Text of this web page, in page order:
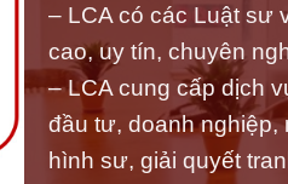
– LCA có các Luật sư
cao, uy tín, chuyên
– LCA cung cấp dịch
đầu tư, doanh nghiệp,
hình sư, giải quyết